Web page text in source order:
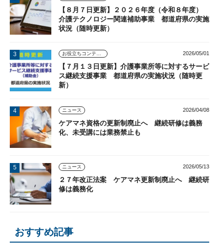
【８月７日更新】２０２６年度（令和８年度）
介護テクノロジー関連補助事業 都道府県の実施
状況（随時更新）
2026/05/01
【７月１３日更新】介護事業所等に対するサービ
ス継続支援事業 都道府県の実施状況（随時更
新）
ニュース 2026/04/08
ケアマネ資格の更新制廃止へ 継続研修は義務
化、未受講には業務禁止も
ニュース 2026/05/13
２７年改正法案 ケアマネ更新制廃止へ 継続研
修は義務化
おすすめ記事